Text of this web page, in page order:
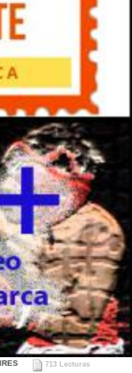
713 Lecturas